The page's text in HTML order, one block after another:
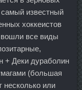
самый известный
хоккеистов
все виды
+ Деки дураболин
(большая
несколько или